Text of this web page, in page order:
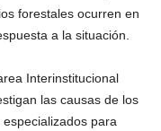
forestales ocurren en
a la situación.
Interinstitucional
las causas de los
para